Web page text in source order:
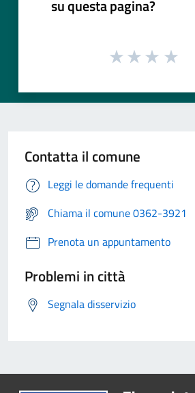
su questa pagina?
Contatta il comune
Leggi le domande frequenti
Chiama il comune 0362-3921
Prenota un appuntamento
Problemi in città
Segnala disservizio